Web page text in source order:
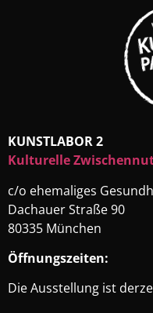
KUNSTLABOR 2
Kulturelle
c/o ehemaliges
Dachauer Straße 90
80335 München
Öffnungszeiten:
Die Ausstellung ist